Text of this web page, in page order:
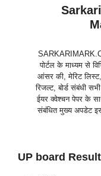
पोर्टल के माध्यम से
आंसर की, मेरिट लिस्ट,
रिजल्ट, बोर्ड संबंधी
ईयर क्वेश्चन पेपर के
संबंधित मुख्य अपडेट
UP board